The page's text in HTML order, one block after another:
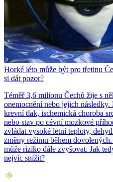
Horké léto může být pro třetinu
si dát pozor?
Téměř 3,6 milionu Čechů žije s
onemocnění nebo jejich
krevní tlak, ischemická choroba
nebo stav po cévní mozkové
zvládat vysoké letní teploty,
změny režimu během
může riziko dále zvyšovat. Jak
nejvíc snížit?